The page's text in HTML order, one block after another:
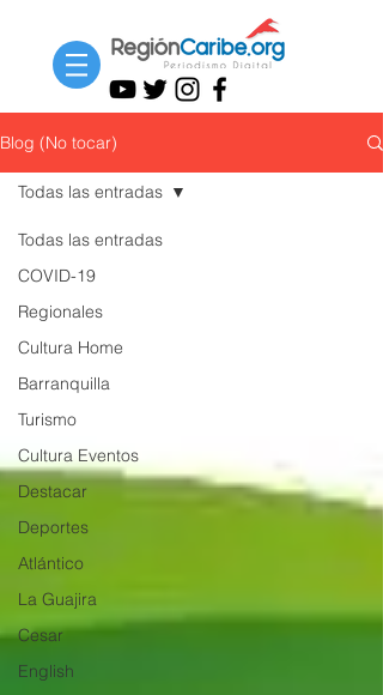
Blog (No tocar)
Todas las entradas
COVID-19
Regionales
Cultura Home
Barranquilla
Turismo
Cultura Eventos
Destacar
Deportes
Atlántico
La Guajira
Cesar
English
Todas las entradas